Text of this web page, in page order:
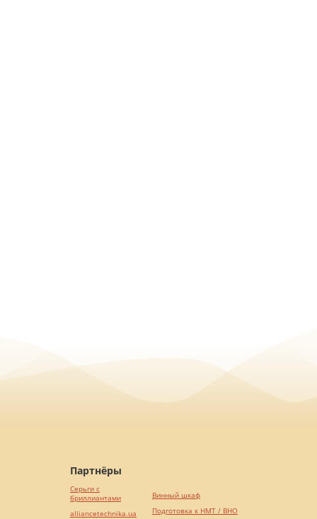
Партнёры
Серьги с
бриллиантами
alliancetechnika.ua
Винный шкаф
Подготовка к НМТ / ВНО